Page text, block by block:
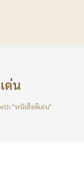
ด่น
"หนังสือดีเด่น"